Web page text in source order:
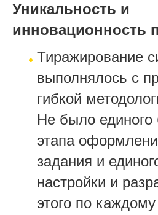
Уникальность и
инновационность
Тиражирование
выполнялось с
гибкой
Не было единого
этапа
задания и
настройки и
этого по каждому